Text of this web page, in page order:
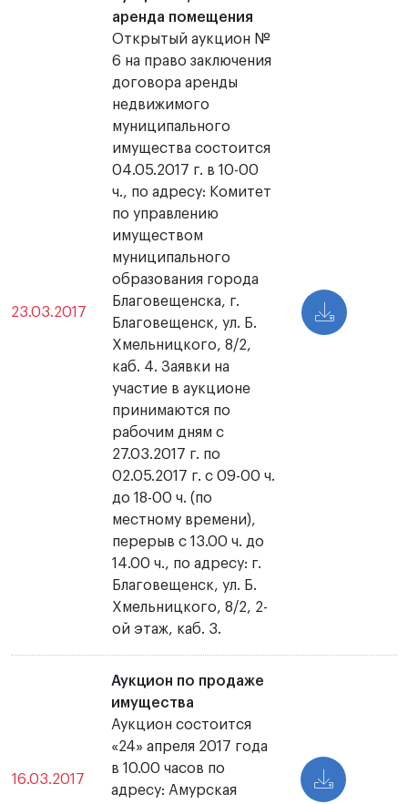
23.03.2017
аренда помещения
Открытый аукцион №
6 на право заключения
договора аренды
недвижимого
муниципального
имущества состоится
04.05.2017 г. в 10-00
ч., по адресу: Комитет
по управлению
имуществом
муниципального
образования города
Благовещенска, г.
Благовещенск, ул. Б.
Хмельницкого, 8/2,
каб. 4. Заявки на
участие в аукционе
принимаются по
рабочим дням с
27.03.2017 г. по
02.05.2017 г. с 09-00 ч.
до 18-00 ч. (по
местному времени),
перерыв с 13.00 ч. до
14.00 ч., по адресу: г.
Благовещенск, ул. Б.
Хмельницкого, 8/2, 2-
ой этаж, каб. 3.
16.03.2017
Аукцион по продаже
имущества
Аукцион состоится
«24» апреля 2017 года
в 10.00 часов по
адресу: Амурская